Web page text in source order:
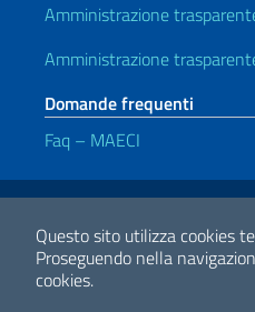
Questo sito utilizza cookies
Proseguendo nella
cookies.
Amministrazione
Amministrazione
Domande frequenti
Faq – MAECI
Link Utili